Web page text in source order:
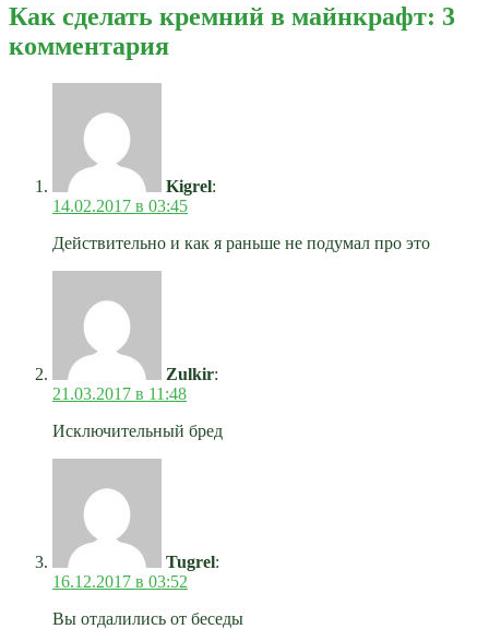
Как сделать кремний в майнкрафт: 3
комментария
Kigrel:
14.02.2017 в 03:45
Действительно и как я раньше не подумал про это
Zulkir:
21.03.2017 в 11:48
Исключительный бред
Tugrel:
16.12.2017 в 03:52
Вы отдалились от беседы